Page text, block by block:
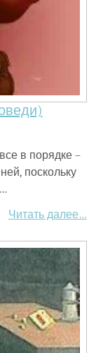
в порядке –
поскольку
Читать далее…